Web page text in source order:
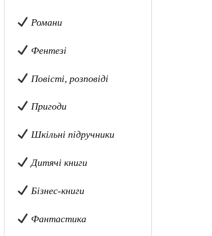
Романи
Фентезі
Повісті, розповіді
Пригоди
Шкільні підручники
Дитячі книги
Бізнес-книги
Фантастика